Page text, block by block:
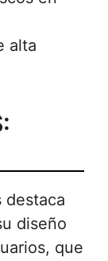
alta
destaca
diseño
que